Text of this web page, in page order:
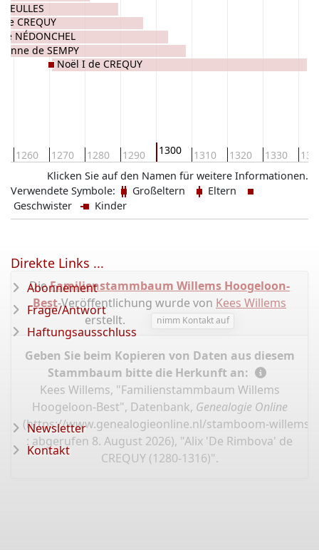
1260 1270 1280 1290 1300 1310 1320 1330
CREQUY
NÉDONCHEL
de SEMPY
Noël I de CREQUY
Klicken Sie auf den Namen für weitere Informationen.
Verwendete Symbole:
Großeltern
Eltern
Geschwister
Kinder
DieFamilienstammbaum Willems Hoogeloon-
Best-Veröffentlichung wurde von Kees Willems
erstellt.
nimm Kontakt auf
Geben Sie beim Kopieren von Daten aus diesem
Stammbaum bitte die Herkunft an:
Kees Willems, "Familienstammbaum Willems
Hoogeloon-Best", Datenbank, Genealogie Online
(https://www.genealogieonline.nl/stamboom-willems-
: abgerufen 8. August 2026), "Alix 'De Rimbova' de
CREQUY (1280-1316)".
Direkte Links ...
Abonnement
Frage/Antwort
Haftungsausschluss
Newsletter
Kontakt